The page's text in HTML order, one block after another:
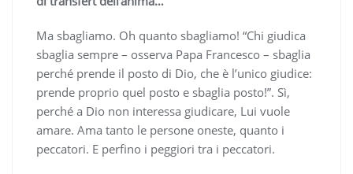
Ma sbagliamo. Oh quanto sbagliamo! “Chi giudica
sbaglia sempre – osserva Papa Francesco – sbaglia
perché prende il posto di Dio, che è l’unico giudice:
prende proprio quel posto e sbaglia posto!”. Sì,
perché a Dio non interessa giudicare, Lui vuole
amare. Ama tanto le persone oneste, quanto i
peccatori. E perfino i peggiori tra i peccatori.